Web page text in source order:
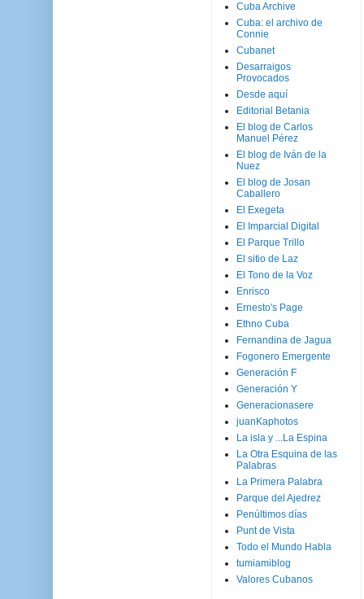
Cuba Archive
Cuba: el archivo de
Connie
Cubanet
Desarraigos
Provocados
Desde aquí
Editorial Betania
El blog de Carlos
Manuel Pérez
El blog de Iván de la
Nuez
El blog de Josan
Caballero
El Exegeta
El Imparcial Digital
El Parque Trillo
El sitio de Laz
El Tono de la Voz
Enrisco
Ernesto's Page
Ethno Cuba
Fernandina de Jagua
Fogonero Emergente
Generación F
Generación Y
Generacionasere
juanKaphotos
La isla y ...La Espina
La Otra Esquina de las
Palabras
La Primera Palabra
Parque del Ajedrez
Penúltimos días
Punt de Vista
Todo el Mundo Habla
tumiamiblog
Valores Cubanos